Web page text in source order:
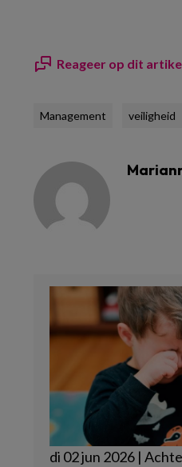
Reageer op dit
Management veiligheid
di 02 jun 2026 |